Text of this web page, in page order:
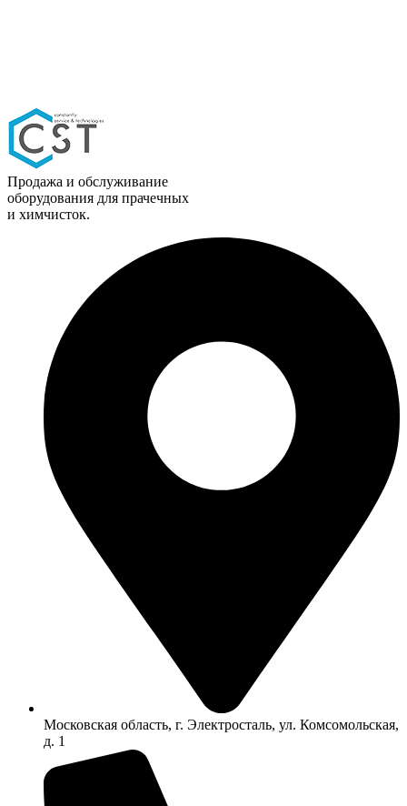
Продажа и обслуживание
оборудования для прачечных
и химчисток.
Московская область, г. Электросталь, ул. Комсомольская,
д. 1